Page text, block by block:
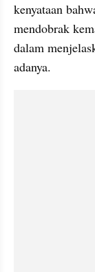
kenyataan
mendobrak
dalam
adanya.